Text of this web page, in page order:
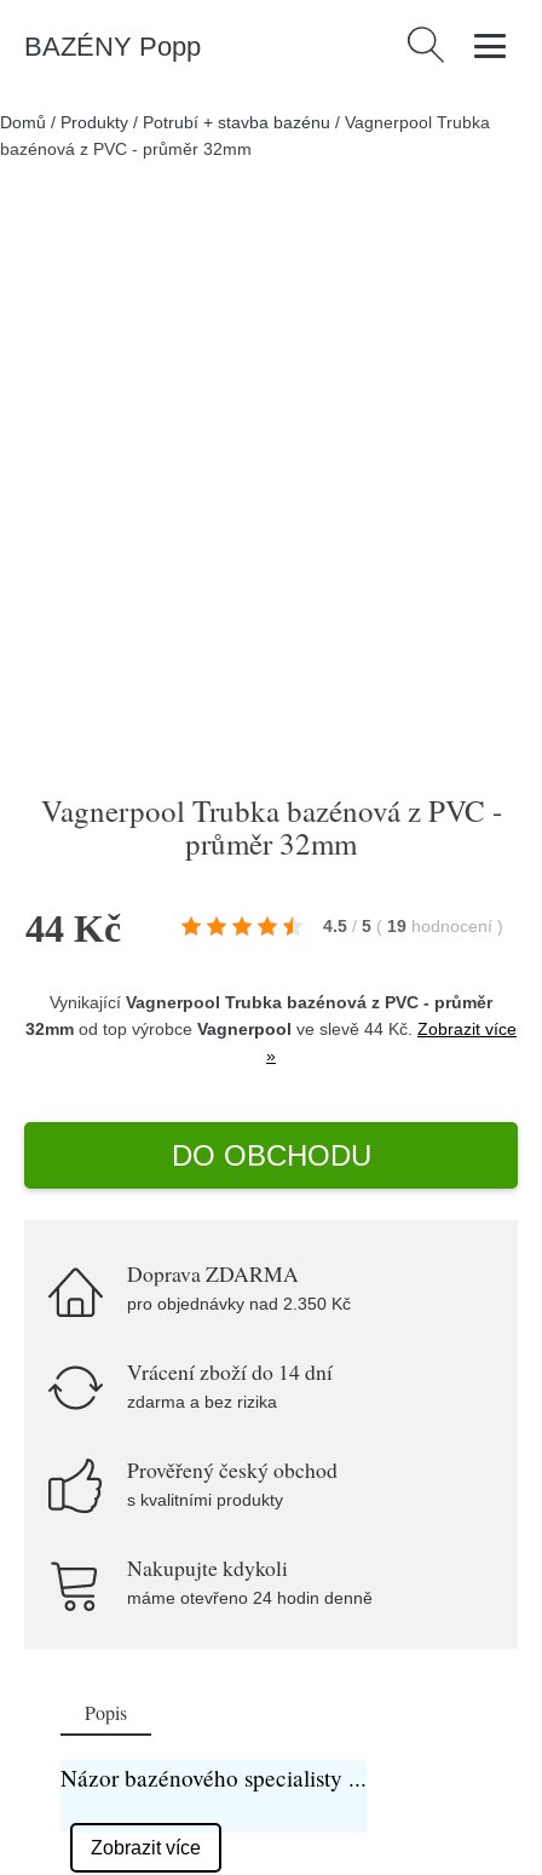
BAZÉNY Popp Vyhledávání
Domů / Produkty / Potrubí + stavba bazénu / Vagnerpool Trubka
bazénová z PVC - průměr 32mm
Vagnerpool Trubka bazénová z PVC -
průměr 32mm
44 Kč 4.5 / 5 ( 19 hodnocení )
Vynikající Vagnerpool Trubka bazénová z PVC - průměr
32mm od top výrobce Vagnerpool ve slevě 44 Kč. Zobrazit více
»
DO OBCHODU
Doprava ZDARMA
pro objednávky nad 2.350 Kč
Vrácení zboží do 14 dní
zdarma a bez rizika
Prověřený český obchod
s kvalitními produkty
Nakupujte kdykoli
máme otevřeno 24 hodin denně
Popis
Názor bazénového specialisty ...
Zobrazit více